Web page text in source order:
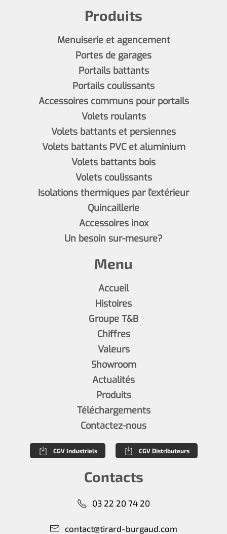
Produits
Menuiserie et agencement
Portes de garages
Portails battants
Portails coulissants
Accessoires communs pour portails
Volets roulants
Volets battants et persiennes
Volets battants PVC et aluminium
Volets battants bois
Volets coulissants
Isolations thermiques par l'extérieur
Quincaillerie
Accessoires inox
Un besoin sur-mesure?
Menu
Accueil
Histoires
Groupe T&B
Chiffres
Valeurs
Showroom
Actualités
Produits
Téléchargements
Contactez-nous
CGV Industriels CGV Distributeurs
Contacts
03 22 20 74 20
contact@tirard-burgaud.com